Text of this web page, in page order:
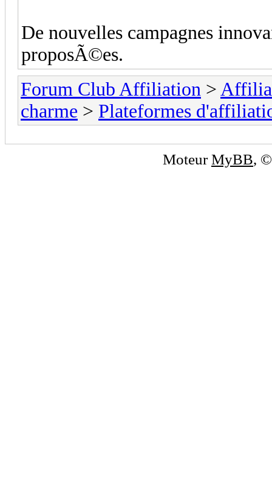
De nouvelles campagnes
proposÃ©es.
Forum Club Affiliation >
charme > Plateformes
MoteurMyBB,